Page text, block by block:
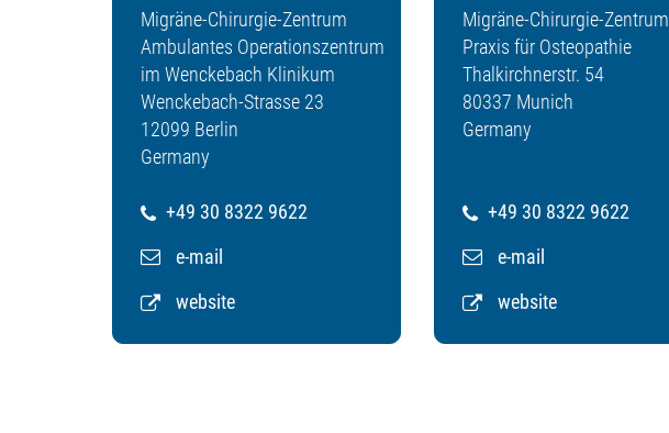
Migräne-Chirurgie-Zentrum
Ambulantes Operationszentrum
im Wenckebach Klinikum
Wenckebach-Strasse 23
12099 Berlin
Germany
+49 30 8322 9622
e-mail
website
Migräne-Chirurgie-Zentrum
Praxis für Osteopathie
Thalkirchnerstr. 54
80337 Munich
Germany
+49 30 8322 9622
e-mail
website